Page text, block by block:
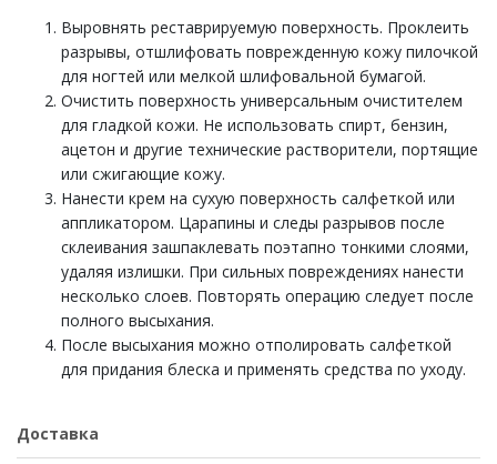
Выровнять реставрируемую поверхность. Проклеить
разрывы, отшлифовать поврежденную кожу пилочкой
для ногтей или мелкой шлифовальной бумагой.
Очистить поверхность универсальным очистителем
для гладкой кожи. Не использовать спирт, бензин,
ацетон и другие технические растворители, портящие
или сжигающие кожу.
Нанести крем на сухую поверхность салфеткой или
аппликатором. Царапины и следы разрывов после
склеивания зашпаклевать поэтапно тонкими слоями,
удаляя излишки. При сильных повреждениях нанести
несколько слоев. Повторять операцию следует после
полного высыхания.
После высыхания можно отполировать салфеткой
для придания блеска и применять средства по уходу.
Доставка